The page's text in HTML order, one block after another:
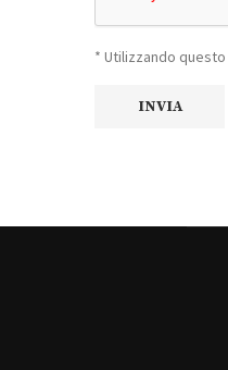
* Utilizzando